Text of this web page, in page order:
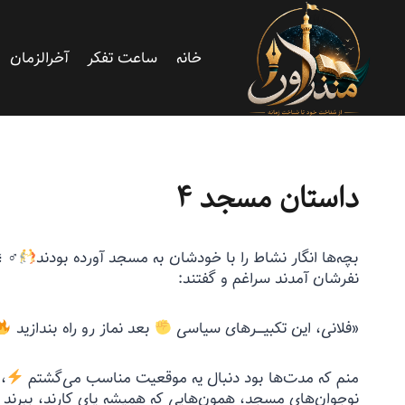
خانه ساعت تفکر آخرالزمان
داستان مسجد ۴
بچه‌ها انگار نشاط را با خودشان به مسجد آورده بودند
‍♂
نفرشان آمدند سراغم و گفتند:
«فلانی، این تکبیــــرهای سیاسی
بعد نماز رو راه بندازید
منم که مدت‌ها بود دنبال یه موقعیت مناسب می‌گشتم
نوجوان‌های مسجد، همون‌هایی که همیشه پای کارند،